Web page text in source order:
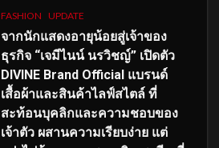
FASHION UPDATE
จากนักแสดงอายุน้อยสู่เจ้าของ
ธุรกิจ “เจมีไนน์ นรวิชญ์” เปิดตัว
DIVINE Brand Official แบรนด์
เสื้อผ้าและสินค้าไลฟ์สไตล์ ที่
สะท้อนบุคลิกและความชอบของ
เจ้าตัว ผสานความเรียบง่าย แต่